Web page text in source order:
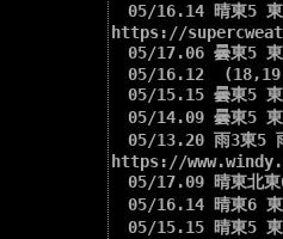
05/16.14 晴東5
https://
05/17.06 曇東5
05/16.12
05/15.15 曇東5
05/14.09 曇東5
05/13.20 雨3東5
https://
05/17.09 晴東北
05/16.14 晴東6
05/15.15 晴東5